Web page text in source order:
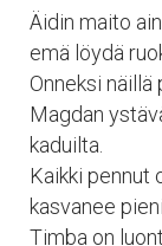
Äidin maito
emä löydä
Onneksi näillä
Magdan
kaduilta.
Kaikki pennut
kasvanee
Timba on